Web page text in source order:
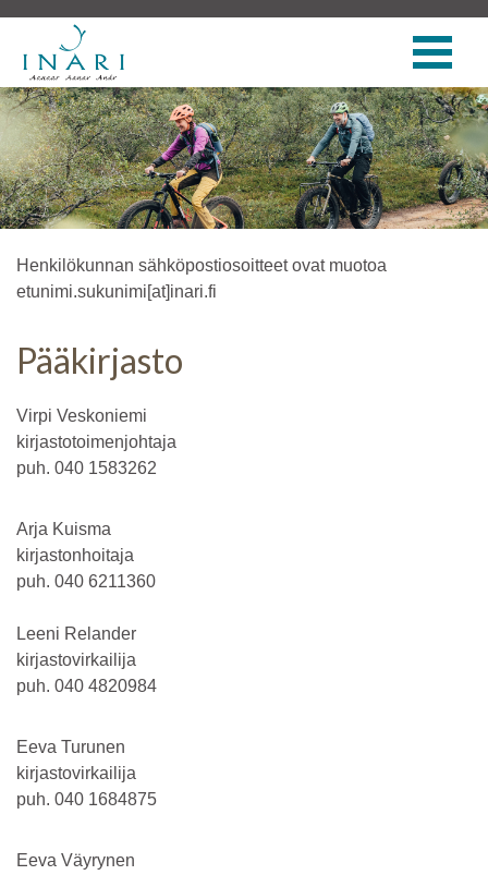
Henkilökunnan sähköpostiosoitteet ovat muotoa
etunimi.sukunimi[at]inari.fi
Pääkirjasto
Virpi Veskoniemi
kirjastotoimenjohtaja
puh. 040 1583262
Arja Kuisma
kirjastonhoitaja
puh. 040 6211360
Leeni Relander
kirjastovirkailija
puh. 040 4820984
Eeva Turunen
kirjastovirkailija
puh. 040 1684875
Eeva Väyrynen